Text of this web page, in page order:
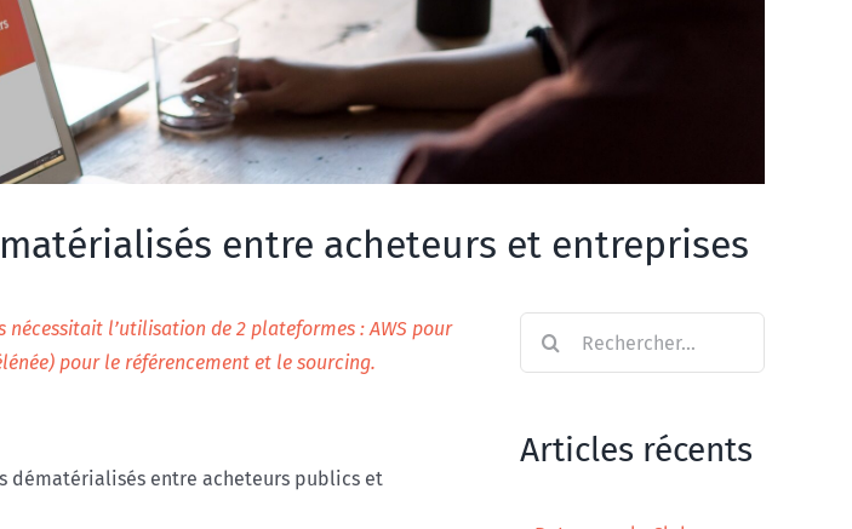
entre acheteurs et entreprises
nécessitait l’utilisation de 2 plateformes : AWS pour
pour le référencement et le sourcing.
dématérialisés entre acheteurs publics et
Articles récents